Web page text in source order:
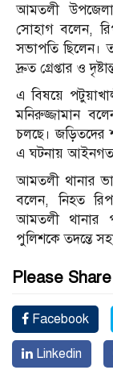
আমতলী
সোহাগ বলেন,
সভাপতি ছিলেন।
দ্রুত গ্রেপ্তার ও
এ বিষয়ে
মনিরুজ্জামান
চলছে। জড়িতদের
এ ঘটনায় আইনগত
আমতলী থানার
বলেন, নিহত
আমতলী থানার
পুলিশকে তদন্তে
Please
Facebook
Linkedin